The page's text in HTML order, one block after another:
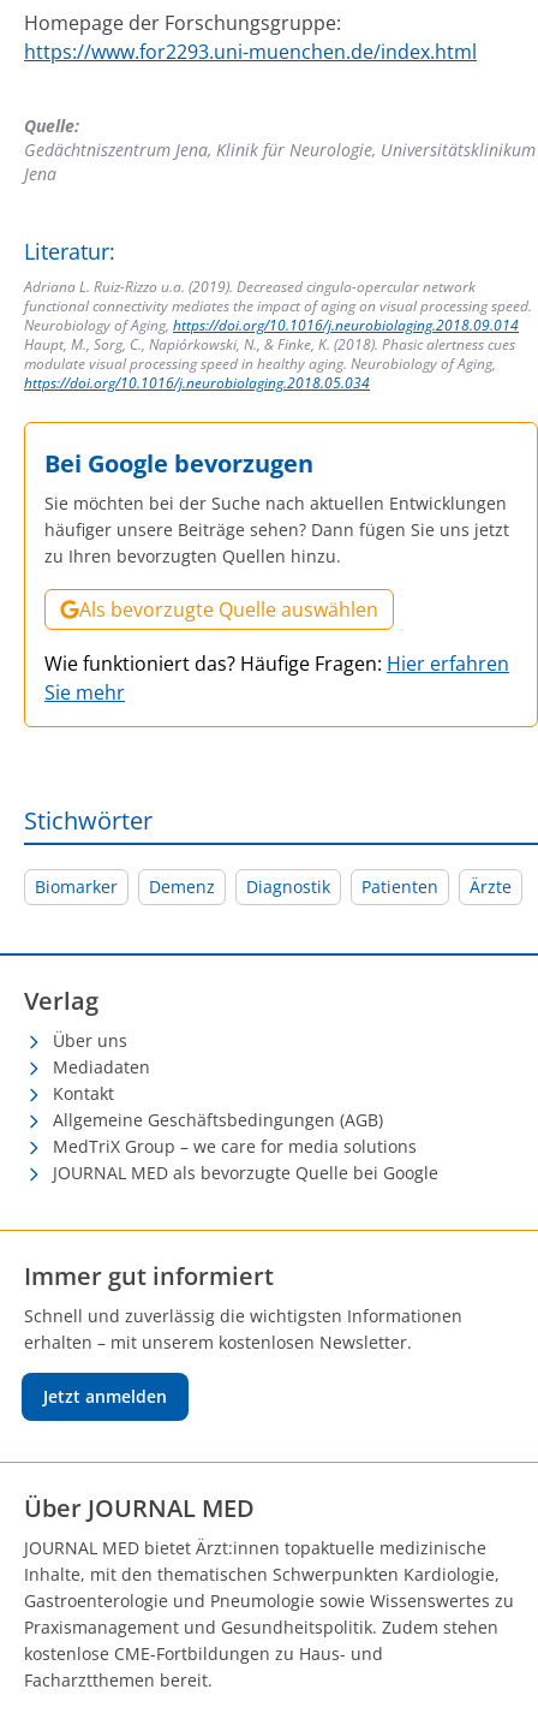
Homepage der Forschungsgruppe:
https://www.for2293.uni-muenchen.de/index.html
Quelle:
Gedächtniszentrum Jena, Klinik für Neurologie, Universitätsklinikum
Jena
Literatur:
Adriana L. Ruiz-Rizzo u.a. (2019). Decreased cingulo-opercular network
functional connectivity mediates the impact of aging on visual processing speed.
Neurobiology of Aging, https://doi.org/10.1016/j.neurobiolaging.2018.09.014
Haupt, M., Sorg, C., Napiórkowski, N., & Finke, K. (2018). Phasic alertness cues
modulate visual processing speed in healthy aging. Neurobiology of Aging,
https://doi.org/10.1016/j.neurobiolaging.2018.05.034
Bei Google bevorzugen
Sie möchten bei der Suche nach aktuellen Entwicklungen
häufiger unsere Beiträge sehen? Dann fügen Sie uns jetzt
zu Ihren bevorzugten Quellen hinzu.
Als bevorzugte Quelle auswählen
Wie funktioniert das? Häufige Fragen: Hier erfahren
Sie mehr
Stichwörter
Biomarker Demenz Diagnostik Patienten Ärzte
Verlag
Über uns
Mediadaten
Kontakt
Allgemeine Geschäftsbedingungen (AGB)
MedTriX Group – we care for media solutions
JOURNAL MED als bevorzugte Quelle bei Google
Immer gut informiert
Schnell und zuverlässig die wichtigsten Informationen
erhalten – mit unserem kostenlosen Newsletter.
Jetzt anmelden
Über JOURNAL MED
JOURNAL MED bietet Ärzt:innen topaktuelle medizinische
Inhalte, mit den thematischen Schwerpunkten Kardiologie,
Gastroenterologie und Pneumologie sowie Wissenswertes zu
Praxismanagement und Gesundheitspolitik. Zudem stehen
kostenlose CME-Fortbildungen zu Haus- und
Facharztthemen bereit.